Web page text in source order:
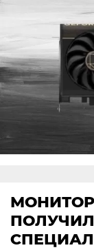
МОНИТОР